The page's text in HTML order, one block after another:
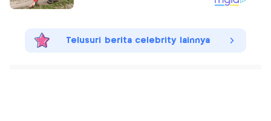
Telusuri berita celebrity lainnya